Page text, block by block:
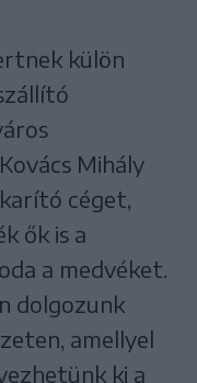
külön
Mihály
céget,
ők is a
a medvéket.
dolgozunk
amellyel
ki a